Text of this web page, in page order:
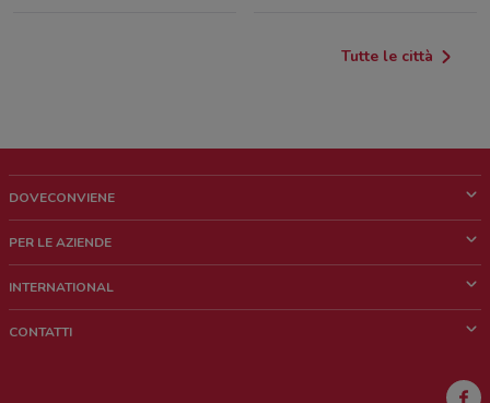
Tutte le città
DOVECONVIENE
Chi siamo
Lavora con noi
PER LE AZIENDE
Richieste commerciali e marketing
INTERNATIONAL
CONTATTI